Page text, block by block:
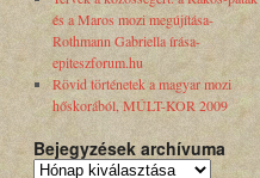
és a Maros mozi megújítása-
Rothmann Gabriella írása-
epiteszforum.hu
Rövid történetek a magyar mozi
hőskorából, MÚLT-KOR 2009
Bejegyzések archívuma